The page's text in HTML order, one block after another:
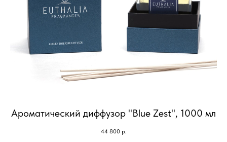
Ароматический диффузор "Blue Zest", 1000 мл
44 800 р.